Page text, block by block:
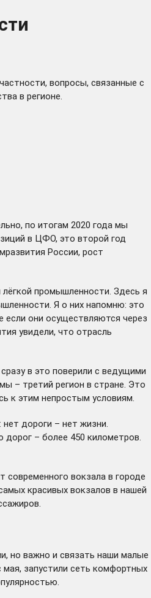
вопросы, связанные с
в регионе.
по итогам 2020 года мы
в ЦФО, это второй год
России, рост
промышленности. Здесь я
Я о них напомню: это
если они осуществляются через
увидели, что отрасль
в это поверили с ведущими
– третий регион в стране. Это
к этим непростым условиям.
дороги – нет жизни.
– более 450 километров.
вокзала в городе
красивых вокзалов в нашей
но важно и связать наши малые
запустили сеть комфортных